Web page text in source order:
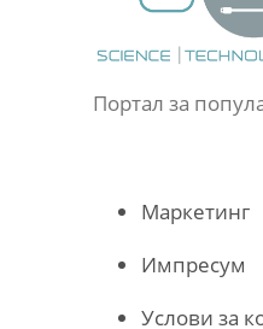
Портал за
Маркетинг
Импресум
Услови за